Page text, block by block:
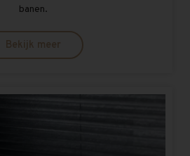
banen.
Bekijk meer